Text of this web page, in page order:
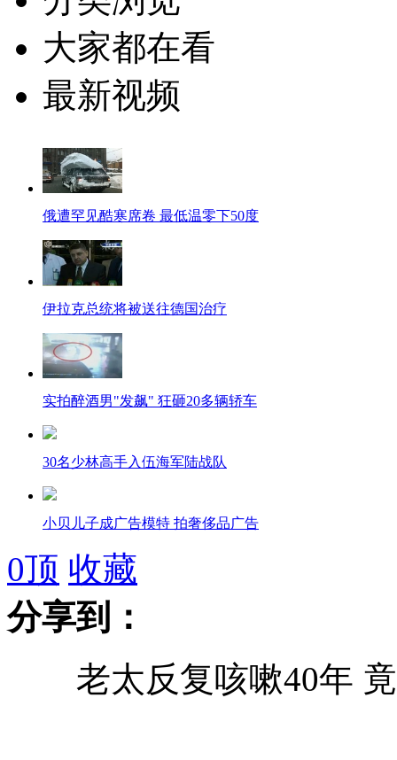
大家都在看
最新视频
俄遭罕见酷寒席卷 最低温零下50度
伊拉克总统将被送往德国治疗
实拍醉酒男"发飙" 狂砸20多辆轿车
30名少林高手入伍海军陆战队
小贝儿子成广告模特 拍奢侈品广告
六和鸡曾连续两年8次被检不合格
0顶 收藏
分享到：
老太反复咳嗽40年 竟